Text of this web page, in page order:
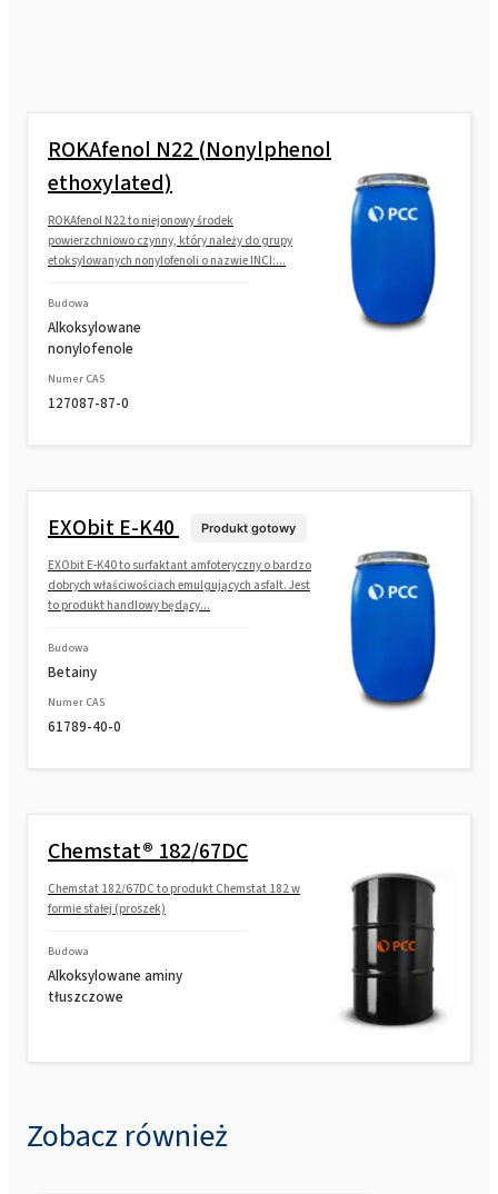
ROKAfenol N22 (Nonylphenol
ethoxylated)
ROKAfenol N22 to niejonowy środek
powierzchniowo czynny, który należy do grupy
etoksylowanych nonylofenoli o nazwie INCI:...
Budowa
Alkoksylowane
nonylofenole
Numer CAS
127087-87-0
EXObit E-K40 Produkt gotowy
EXObit E-K40 to surfaktant amfoteryczny o bardzo
dobrych właściwościach emulgujących asfalt. Jest
to produkt handlowy będący...
Budowa
Betainy
Numer CAS
61789-40-0
Chemstat® 182/67DC
Chemstat 182/67DC to produkt Chemstat 182 w
formie stałej (proszek)
Budowa
Alkoksylowane aminy
tłuszczowe
Zobacz również